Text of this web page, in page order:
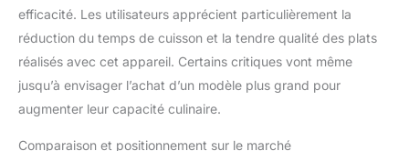
efficacité. Les utilisateurs apprécient particulièrement la
réduction du temps de cuisson et la tendre qualité des plats
réalisés avec cet appareil. Certains critiques vont même
jusqu’à envisager l’achat d’un modèle plus grand pour
augmenter leur capacité culinaire.
Comparaison et positionnement sur le marché